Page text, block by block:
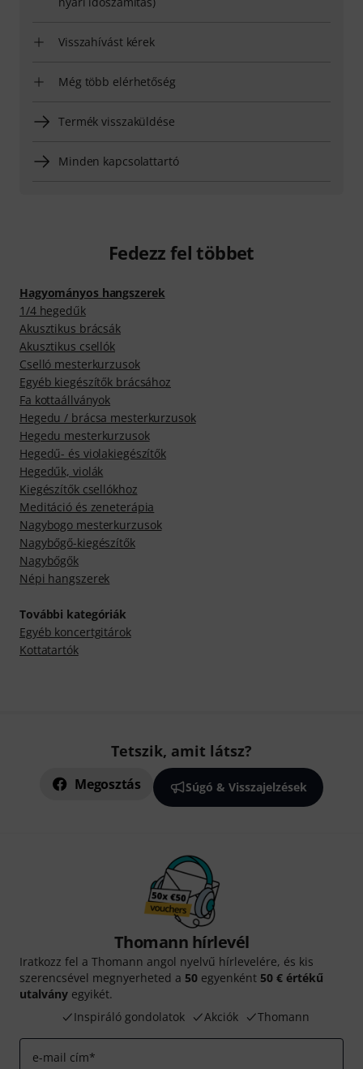
Visszahívást kérek
Még több elérhetőség
Termék visszaküldése
Minden kapcsolattartó
Fedezz fel többet
Hagyományos hangszerek
1/4 hegedűk
Akusztikus brácsák
Akusztikus csellók
Cselló mesterkurzusok
Egyéb kiegészítők brácsához
Fa kottaállványok
Hegedu / brácsa mesterkurzusok
Hegedu mesterkurzusok
Hegedű- és violakiegészítők
Hegedűk, violák
Kiegészítők csellókhoz
Meditáció és zeneterápia
Nagybogo mesterkurzusok
Nagybőgő-kiegészítők
Nagybőgők
Népi hangszerek
További kategóriák
Egyéb koncertgitárok
Kottatartók
Tetszik, amit látsz?
Megosztás Súgó & Visszajelzések
Thomann hírlevél
Iratkozz fel a Thomann angol nyelvű hírlevelére, és kis
szerencsével megnyerheted a 50 egyenként 50 € értékű
utalvány egyikét.
Inspiráló gondolatok
Akciók Thomann
e-mail cím*